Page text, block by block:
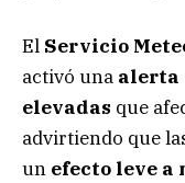
El Servicio
activó una alerta
elevadas que
advirtiendo que
un efecto leve a